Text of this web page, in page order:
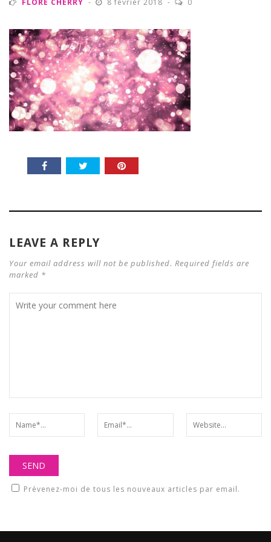
FLORE CHERRY 8 février 2018 0
LEAVE A REPLY
Your email address will not be published. Required fields are
marked *
Prévenez-moi de tous les nouveaux articles par email.